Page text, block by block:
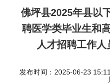
佛坪县2025年县以
聘医学类毕业生和
人才招聘工作
发布时间：2025-06-23 15:11